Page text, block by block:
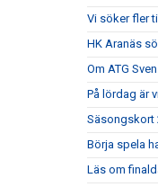
Vi söker fler
HK Aranäs
Om ATG
På lördag är
Säsongskort
Börja spela
Läs om